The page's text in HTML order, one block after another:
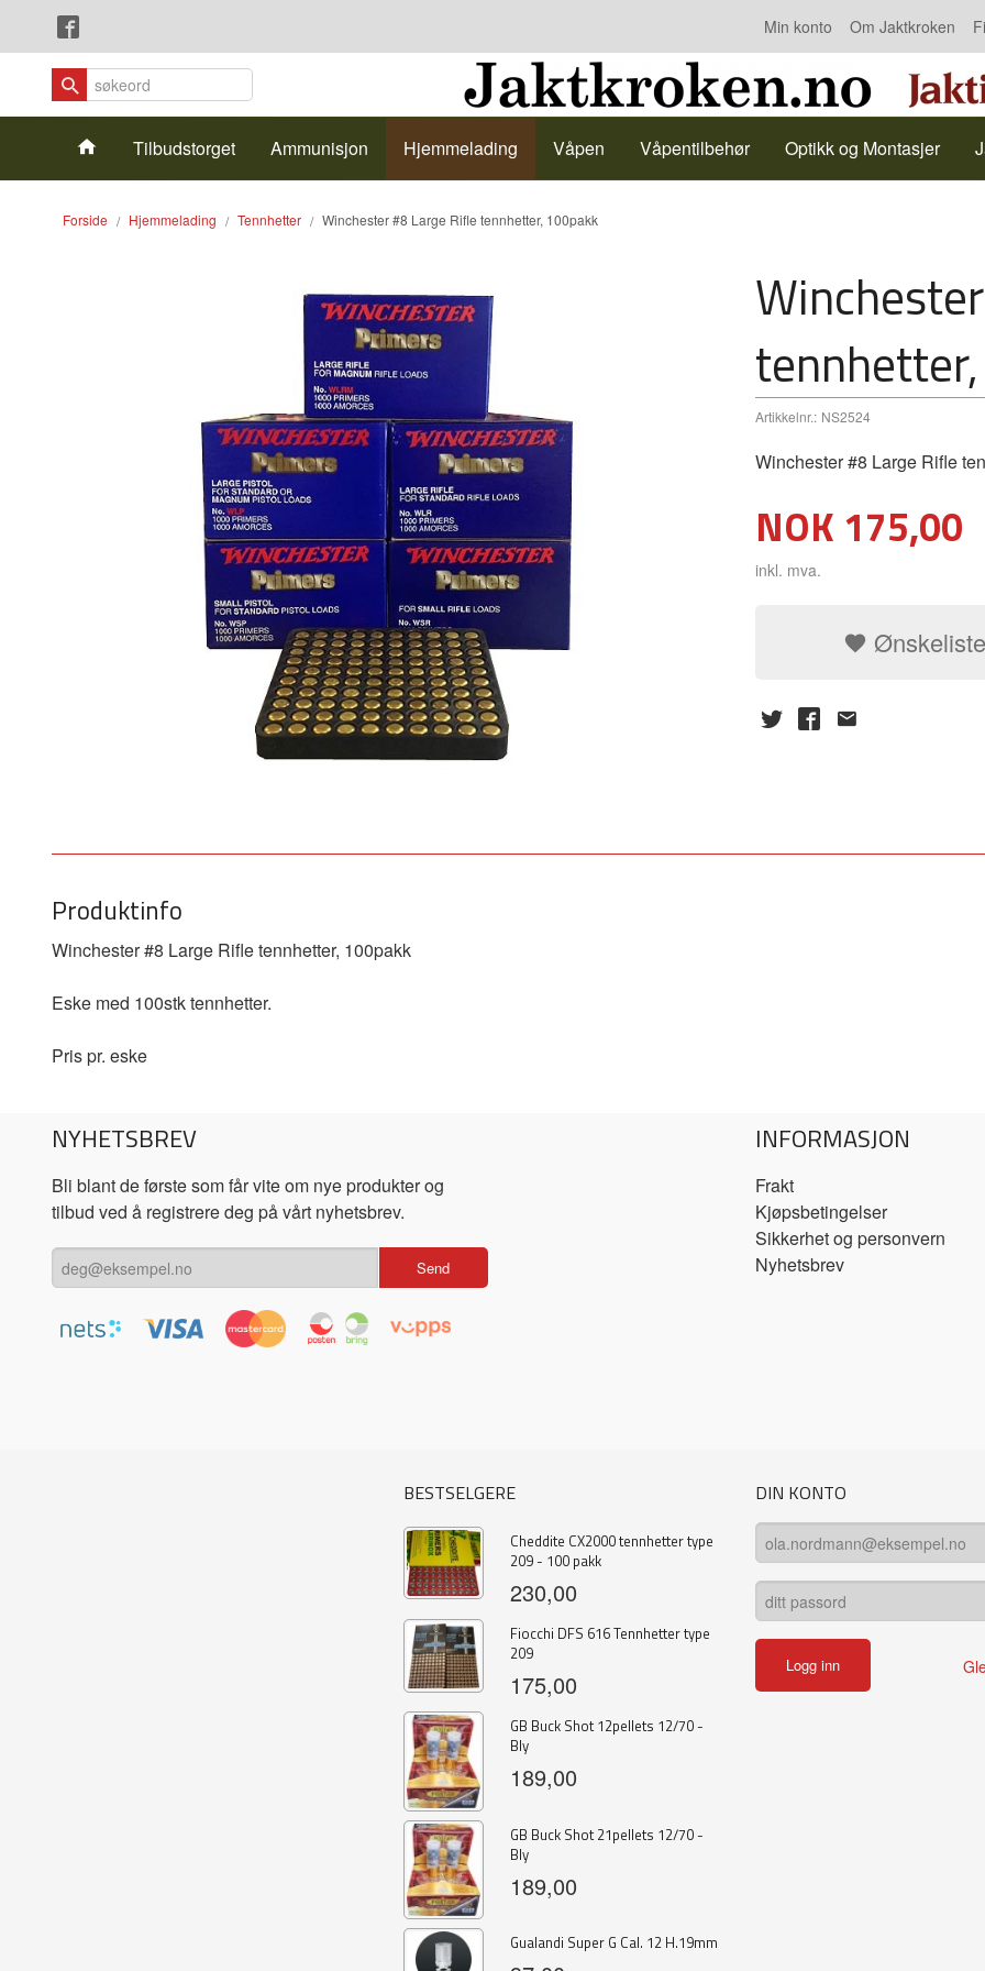
innholdet
Min konto Om Jaktkroken
Kontakt oss
ProdukterTilbudstorget Ammunisjon Hjemmelading Våpen Våpentilbehør Optikk og Montasjer
Forside Hjemmelading Tennhetter Winchester #8 Large Rifle tennhetter, 100pakk
Artikkelnr.: NS2524
Winchester #8 Large Rifle
Pris
NOK 175,00
inkl. mva.
Ønskeliste
Produktinfo
Winchester #8 Large Rifle tennhetter, 100pakk
Eske med 100stk tennhetter.
Pris pr. eske
NYHETSBREV
Bli blant de første som får vite om nye produkter og
tilbud ved å registrere deg på vårt nyhetsbrev.
INFORMASJON
Frakt
Kjøpsbetingelser
Sikkerhet og personvern
Nyhetsbrev
BESTSELGERE
Cheddite CX2000 tennhetter type
209 - 100 pakk
230,00
Fiocchi DFS 616 Tennhetter type
209
175,00
GB Buck Shot 12pellets 12/70 -
Bly
189,00
GB Buck Shot 21pellets 12/70 -
Bly
189,00
Gualandi Super G Cal. 12 H.19mm
DIN KONTO